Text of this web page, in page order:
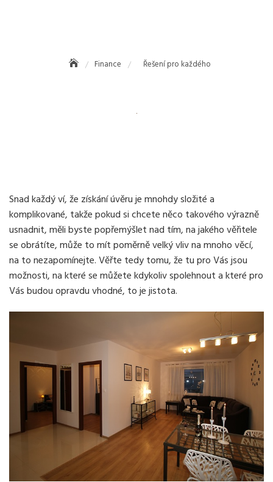
Finance Řešení pro každého
Snad každý ví, že získání úvěru je mnohdy složité a
komplikované, takže pokud si chcete něco takového výrazně
usnadnit, měli byste popřemýšlet nad tím, na jakého věřitele
se obrátíte, může to mít poměrně velký vliv na mnoho věcí,
na to nezapomínejte. Věřte tedy tomu, že tu pro Vás jsou
možnosti, na které se můžete kdykoliv spolehnout a které pro
Vás budou opravdu vhodné, to je jistota.